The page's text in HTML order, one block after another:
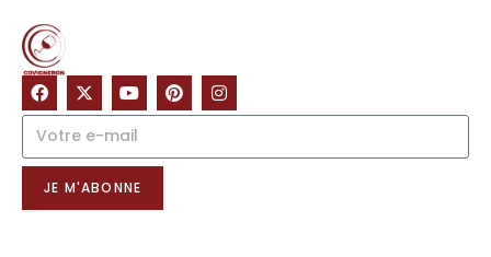
NOTRE NEWSLETTER
JE M'ABONNE